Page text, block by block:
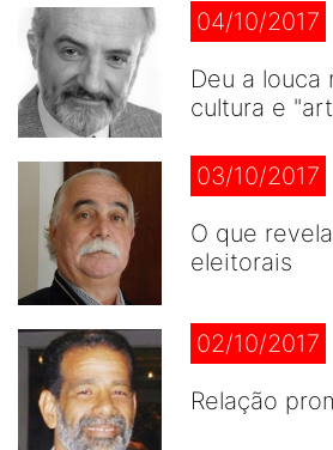
04/10/2017
Deu a louca
cultura e
03/10/2017
O que
eleitorais
02/10/2017
Relação